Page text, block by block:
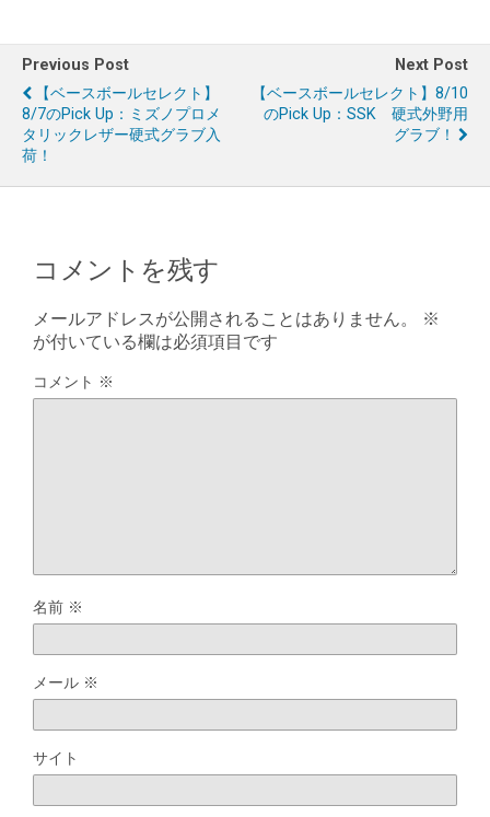
Previous Post
【ベースボールセレクト】
8/7のPick Up：ミズノプロメ
タリックレザー硬式グラブ入
荷！
Next Post
【ベースボールセレクト】8/10
のPick Up：SSK 硬式外野用
グラブ！
コメントを残す
メールアドレスが公開されることはありません。
※
が付いている欄は必須項目です
コメント ※
名前 ※
メール ※
サイト